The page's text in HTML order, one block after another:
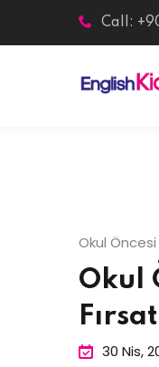
Call:
Okul
Okul
Fırsat
30 Nis,